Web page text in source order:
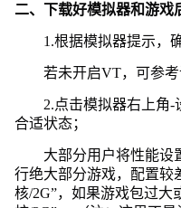
二、下载好模拟器和游戏
1.根据模拟器提示，
若未开启VT，可参
2.点击模拟器右上角
合适状态；
大部分用户将性能设
行绝大部分游戏，配置较
核/2G”，如果游戏包过大